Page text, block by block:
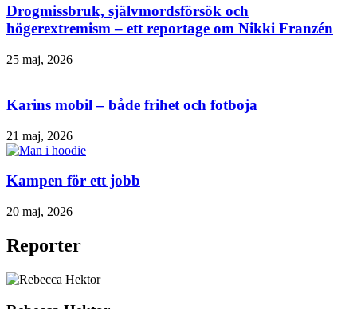
Drogmissbruk, självmordsförsök och
högerextremism – ett reportage om Nikki Franzén
25 maj, 2026
Karins mobil – både frihet och fotboja
21 maj, 2026
Kampen för ett jobb
20 maj, 2026
Reporter